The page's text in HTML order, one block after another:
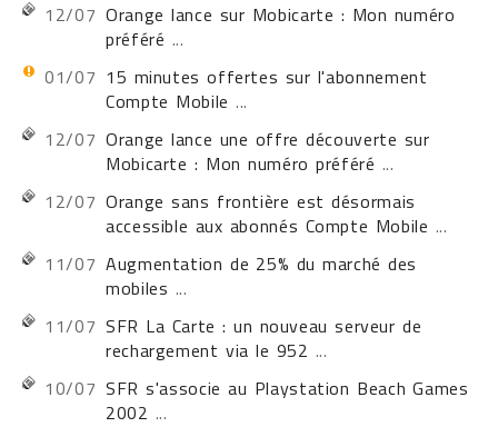
12/07 Orange lance sur Mobicarte : Mon numéro
préféré ...
01/07 15 minutes offertes sur l'abonnement
Compte Mobile ...
12/07 Orange lance une offre découverte sur
Mobicarte : Mon numéro préféré ...
12/07 Orange sans frontière est désormais
accessible aux abonnés Compte Mobile ...
11/07 Augmentation de 25% du marché des
mobiles ...
11/07 SFR La Carte : un nouveau serveur de
rechargement via le 952 ...
10/07 SFR s'associe au Playstation Beach Games
2002 ...